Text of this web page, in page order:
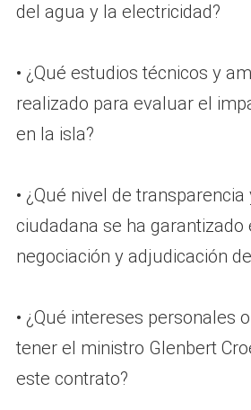
del agua y la electricidad?
• ¿Qué estudios técnicos y
realizado para evaluar el
en la isla?
• ¿Qué nivel de
ciudadana se ha garantizado
negociación y adjudicación
• ¿Qué intereses personales
tener el ministro Glenbert
este contrato?